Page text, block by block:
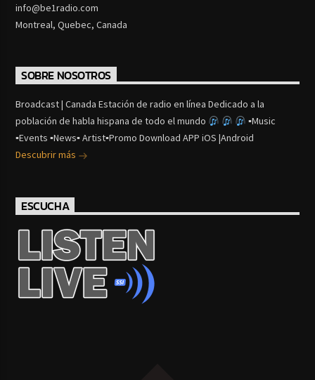
info@be1radio.com
Montreal, Quebec, Canada
SOBRE NOSOTROS
Broadcast | Canada Estación de radio en línea Dedicado a la
población de habla hispana de todo el mundo
▪Music
▪Events ▪News▪ Artist▪Promo Download APP iOS |Android
Descubrir más
ESCUCHA